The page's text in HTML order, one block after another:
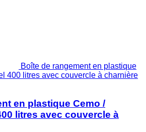
Boîte de rangement en plastique
400 litres avec couvercle à charnière
en plastique Cemo /
litres avec couvercle à